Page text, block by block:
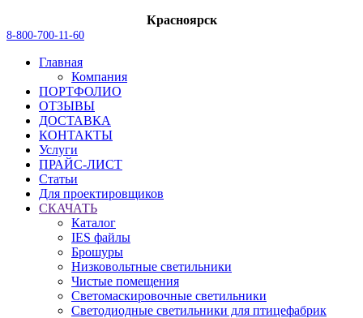
Красноярск
8-800-700-11-60
Главная
Компания
ПОРТФОЛИО
ОТЗЫВЫ
ДОСТАВКА
КОНТАКТЫ
Услуги
ПРАЙС-ЛИСТ
Статьи
Для проектировщиков
СКАЧАТЬ
Каталог
IES файлы
Брошуры
Низковольтные светильники
Чистые помещения
Светомаскировочные светильники
Светодиодные светильники для птицефабрик